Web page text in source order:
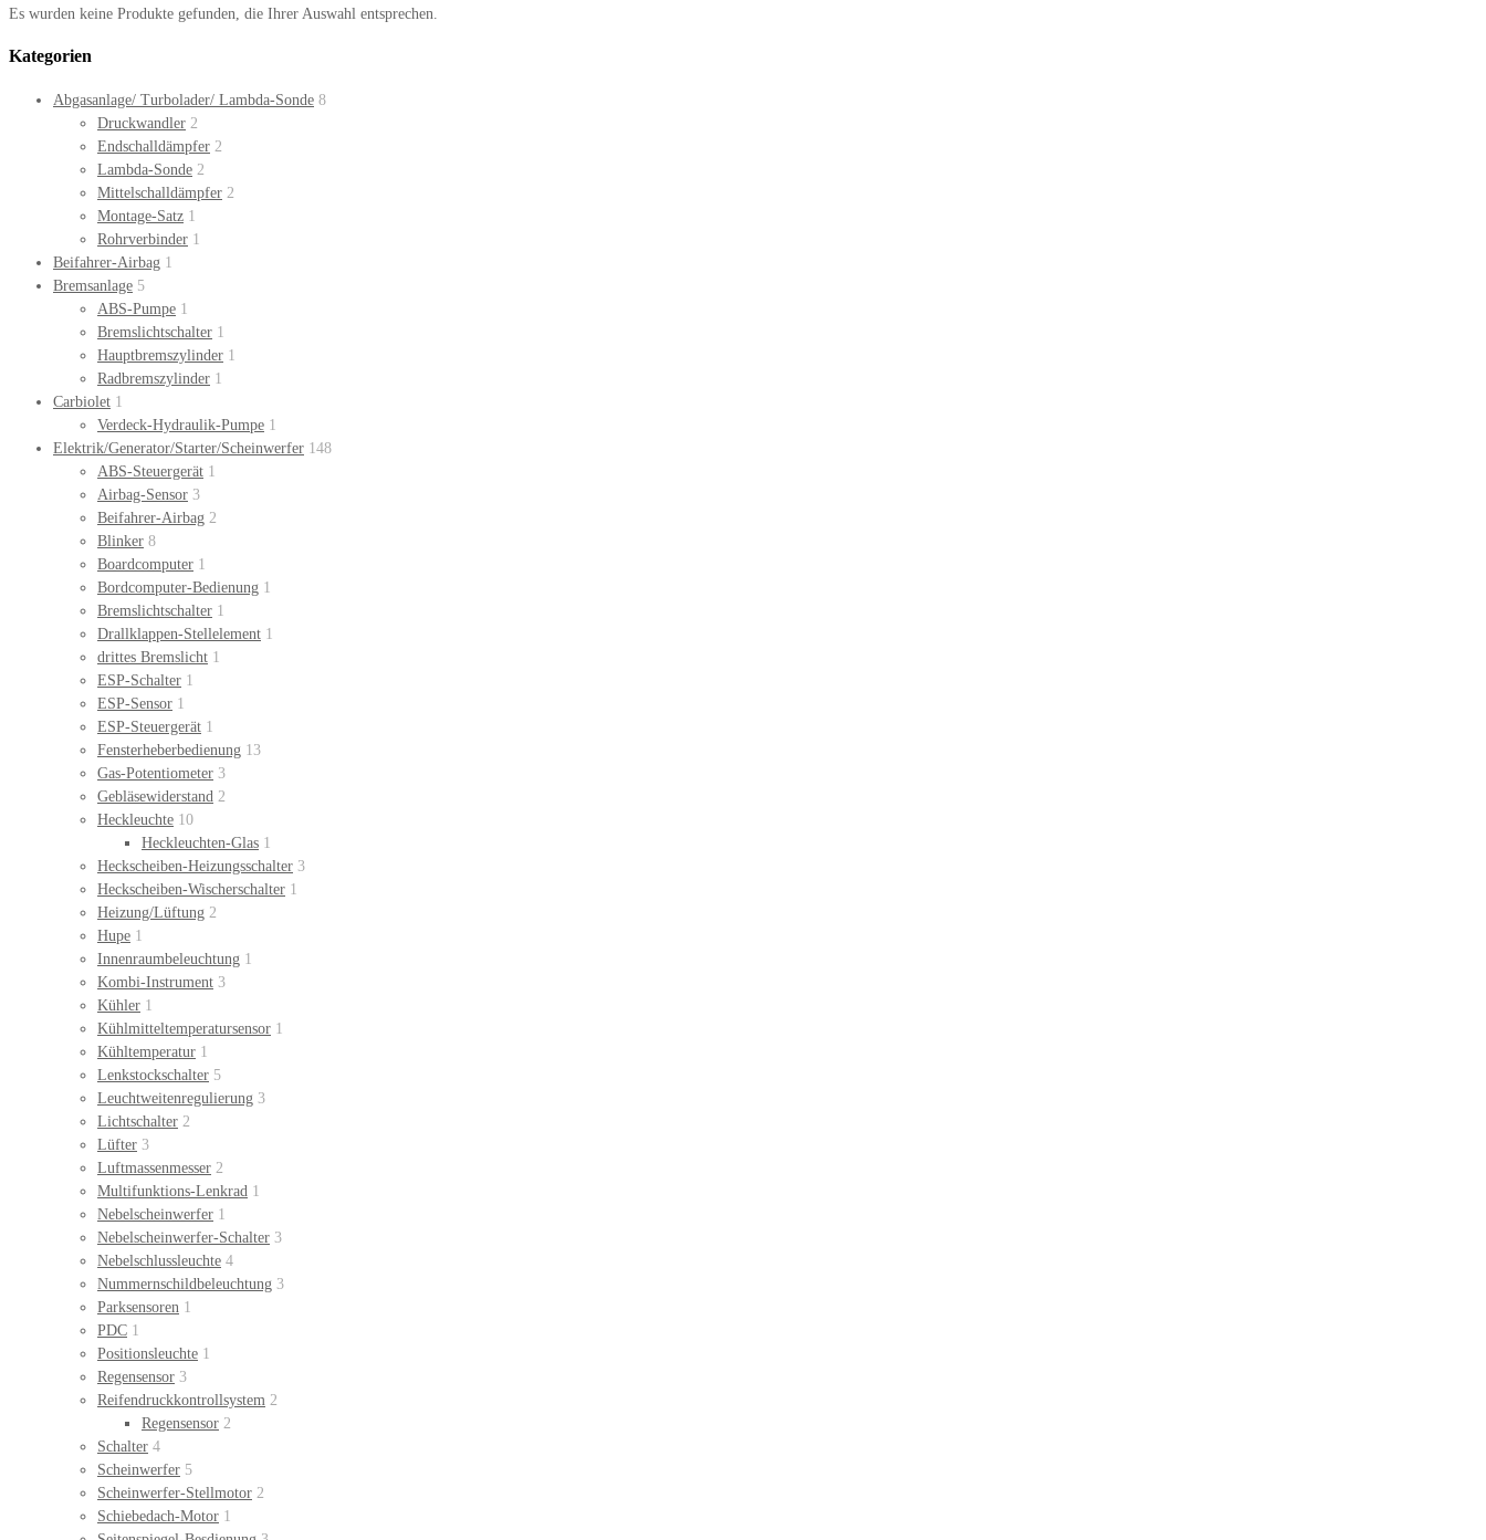
Es wurden keine Produkte gefunden, die Ihrer Auswahl entsprechen.
Kategorien
Abgasanlage/ Turbolader/ Lambda-Sonde 8
Druckwandler 2
Endschalldämpfer 2
Lambda-Sonde 2
Mittelschalldämpfer 2
Montage-Satz 1
Rohrverbinder 1
Beifahrer-Airbag 1
Bremsanlage 5
ABS-Pumpe 1
Bremslichtschalter 1
Hauptbremszylinder 1
Radbremszylinder 1
Carbiolet 1
Verdeck-Hydraulik-Pumpe 1
Elektrik/Generator/Starter/Scheinwerfer 148
ABS-Steuergerät 1
Airbag-Sensor 3
Beifahrer-Airbag 2
Blinker 8
Boardcomputer 1
Bordcomputer-Bedienung 1
Bremslichtschalter 1
Drallklappen-Stellelement 1
drittes Bremslicht 1
ESP-Schalter 1
ESP-Sensor 1
ESP-Steuergerät 1
Fensterheberbedienung 13
Gas-Potentiometer 3
Gebläsewiderstand 2
Heckleuchte 10
Heckleuchten-Glas 1
Heckscheiben-Heizungsschalter 3
Heckscheiben-Wischerschalter 1
Heizung/Lüftung 2
Hupe 1
Innenraumbeleuchtung 1
Kombi-Instrument 3
Kühler 1
Kühlmitteltemperatursensor 1
Kühltemperatur 1
Lenkstockschalter 5
Leuchtweitenregulierung 3
Lichtschalter 2
Lüfter 3
Luftmassenmesser 2
Multifunktions-Lenkrad 1
Nebelscheinwerfer 1
Nebelscheinwerfer-Schalter 3
Nebelschlussleuchte 4
Nummernschildbeleuchtung 3
Parksensoren 1
PDC 1
Positionsleuchte 1
Regensensor 3
Reifendruckkontrollsystem 2
Regensensor 2
Schalter 4
Scheinwerfer 5
Scheinwerfer-Stellmotor 2
Schiebedach-Motor 1